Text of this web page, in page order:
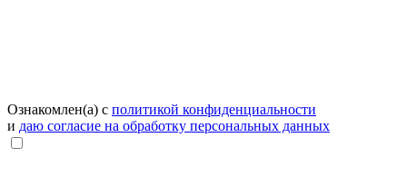
Ознакомлен(а) с политикой конфиденциальности
и даю согласие на обработку персональных данных